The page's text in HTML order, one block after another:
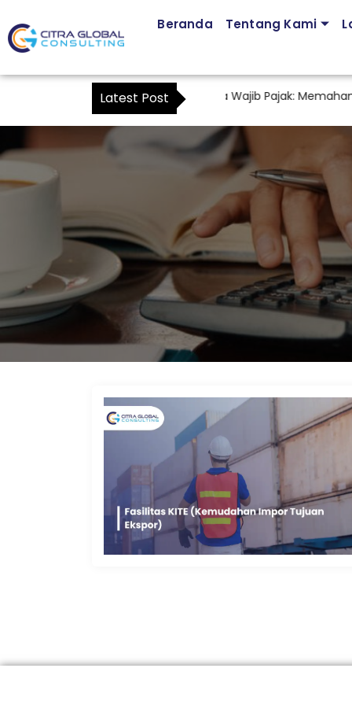
Beranda Tentang Kami
Latest Post
Jasa Pendampingan Kuasa Wajib Pajak: Memahami